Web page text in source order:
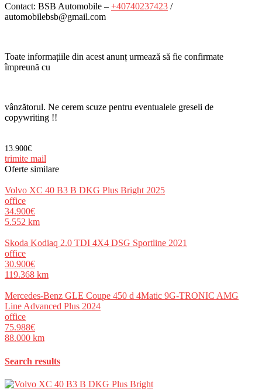
Contact: BSB Automobile – +40740237423 /
automobilebsb@gmail.com
Toate informațiile din acest anunț urmează să fie confirmate
împreună cu
vânzătorul. Ne cerem scuze pentru eventualele greseli de
copywriting !!
13.900€
trimite mail
Oferte similare
Volvo XC 40 B3 B DKG Plus Bright 2025
office
34.900€
5.552 km
Skoda Kodiaq 2.0 TDI 4X4 DSG Sportline 2021
office
30.900€
119.368 km
Mercedes-Benz GLE Coupe 450 d 4Matic 9G-TRONIC AMG
Line Advanced Plus 2024
office
75.988€
88.000 km
Search results